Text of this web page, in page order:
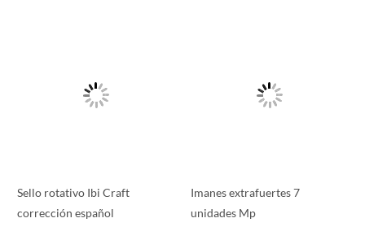
Sello rotativo Ibi Craft
corrección español
Imanes extrafuertes 7
unidades Mp